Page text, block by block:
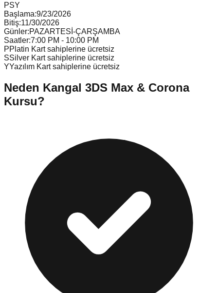
PSY
Başlama:9/23/2026
Bitiş:11/30/2026
Günler:PAZARTESİ-ÇARŞAMBA
Saatler:7:00 PM - 10:00 PM
PPlatin Kart sahiplerine ücretsiz
SSilver Kart sahiplerine ücretsiz
YYazılım Kart sahiplerine ücretsiz
Neden Kangal 3DS Max & Corona
Kursu?